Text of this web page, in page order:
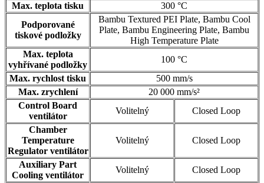
Max. teplota tisku
300 °C
Podporované
tiskové podložky
Bambu Textured PEI Plate, Bambu Cool
Plate, Bambu Engineering Plate, Bambu
High Temperature Plate
Max. teplota
vyhřívané podložky
100 °C
Max. rychlost tisku
500 mm/s
Max. zrychlení
20 000 mm/s²
Control Board
ventilátor
Volitelný
Closed Loop
Chamber
Temperature
Regulator ventilátor
Volitelný Closed Loop
Auxiliary Part
Cooling ventilátor
Volitelný
Closed Loop